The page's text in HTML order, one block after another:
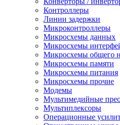
Контроллеры
Линии задержки
Микроконтроллеры
Микросхемы данных
Микросхемы
Микросхемы общего
Микросхемы памяти
Микросхемы питания
Микросхемы прочие
Модемы
Мультимедийные
Мультиплексоры
Операционные